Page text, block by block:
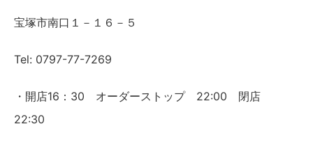
宝塚市南口１－１６－５
Tel: 0797-77-7269
・開店16：30 オーダーストップ 22:00 閉店
22:30